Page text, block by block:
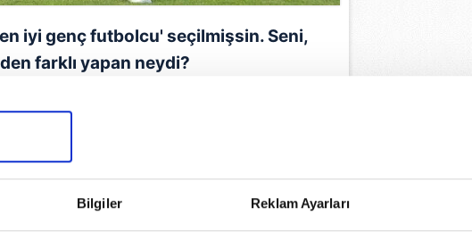
Bilgiler Reklam Ayarları
iyi genç futbolcu' seçilmişsin. Seni,
farklı yapan neydi?
asist yaptım. O ligde A takıma çıkan
nedenle de o ödülü bana verdiler.
MANŞETLERİ İÇİN TIKLAYIN